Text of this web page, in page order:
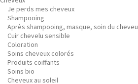
Je perds mes cheveux
Shampooing
Après shampooing, masque, soin du cheveu
Cuir chevelu sensible
Coloration
Soins cheveux colorés
Produits coiffants
Soins bio
Cheveux au soleil